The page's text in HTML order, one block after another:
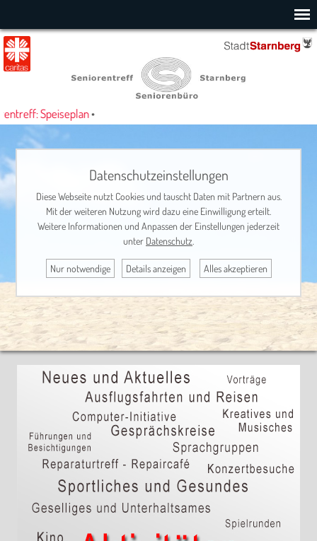
Speiseplan•
Datenschutzeinstellungen
Diese Webseite nutzt Cookies und tauscht Daten mit Partnern aus.
Mit der weiteren Nutzung wird dazu eine Einwilligung erteilt.
Weitere Informationen und Anpassen der Einstellungen jederzeit
unter Datenschutz
Nur notwendige Details anzeigen Alles akzeptieren